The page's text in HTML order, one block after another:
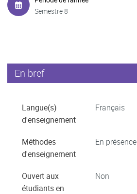
Semestre 8
En bref
Langue(s)
d'enseignement
Français
Méthodes
d'enseignement
En présence
Ouvert aux
étudiants en
Non